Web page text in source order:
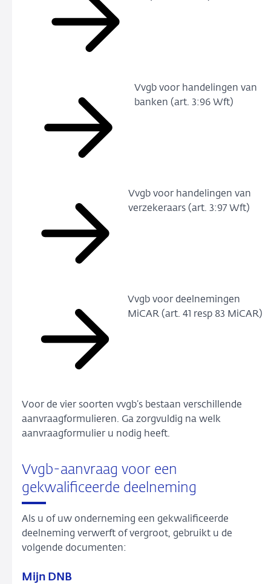
Vvgb voor handelingen van
banken (art. 3:96 Wft)
Vvgb voor handelingen van
verzekeraars (art. 3:97 Wft)
Vvgb voor deelnemingen
MiCAR (art. 41 resp 83 MiCAR)
Voor de vier soorten vvgb’s bestaan verschillende
aanvraagformulieren. Ga zorgvuldig na welk
aanvraagformulier u nodig heeft.
Vvgb-aanvraag voor een
gekwalificeerde deelneming
Als u of uw onderneming een gekwalificeerde
deelneming verwerft of vergroot, gebruikt u de
volgende documenten:
Mijn DNB